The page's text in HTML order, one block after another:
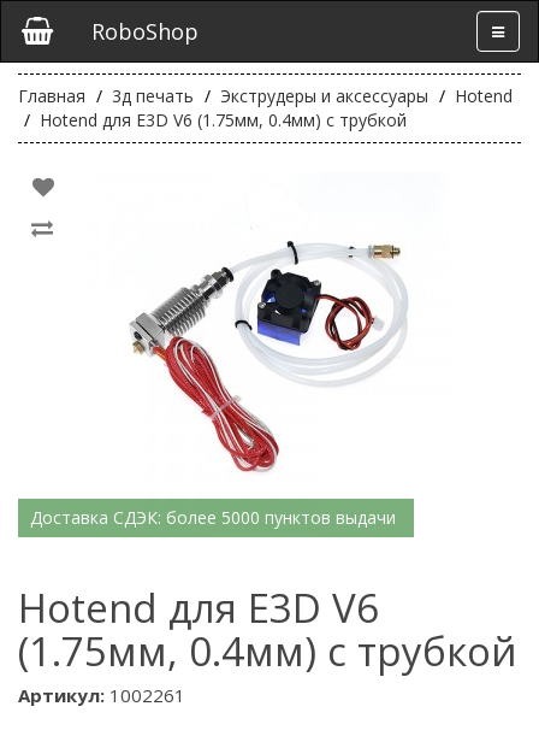
RoboShop
Главная 3д печать Экструдеры и аксессуары
Hotend
Hotend для E3D V6 (1.75мм, 0.4мм) с трубкой
Доставка СДЭК: более 5000 пунктов выдачи
Hotend для E3D V6
(1.75мм, 0.4мм) с трубкой
Артикул: 1002261